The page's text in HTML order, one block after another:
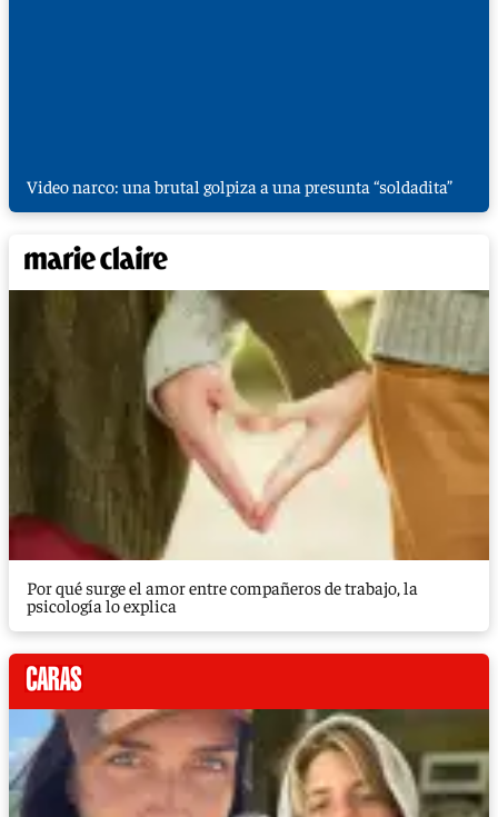
Video narco: una brutal golpiza a una presunta “soldadita”
Por qué surge el amor entre compañeros de trabajo, la
psicología lo explica